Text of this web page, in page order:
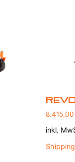
inkl.
Shipping